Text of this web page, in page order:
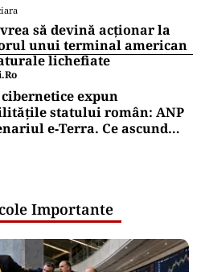
să devină acționar la
unui terminal american
lichefiate
expun
statului român: ANP
e‑Terra. Ce ascund
Importante